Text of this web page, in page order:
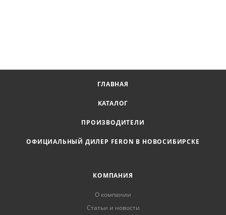
ГЛАВНАЯ
КАТАЛОГ
ПРОИЗВОДИТЕЛИ
ОФИЦИАЛЬНЫЙ ДИЛЕР FERON В НОВОСИБИРСКЕ
КОМПАНИЯ
О компании
Статьи и новости